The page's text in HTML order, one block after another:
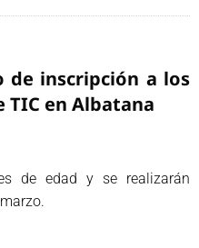
de inscripción a los
TIC en Albatana
de edad y se realizarán